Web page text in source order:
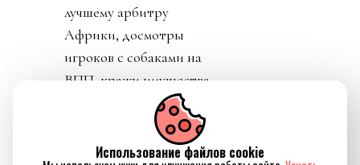
лучшему арбитру
Африки, досмотры
игроков с собаками на
ВПП, кражи имущества
дискриминация
сборной Ирана,
Использование файлов cookie